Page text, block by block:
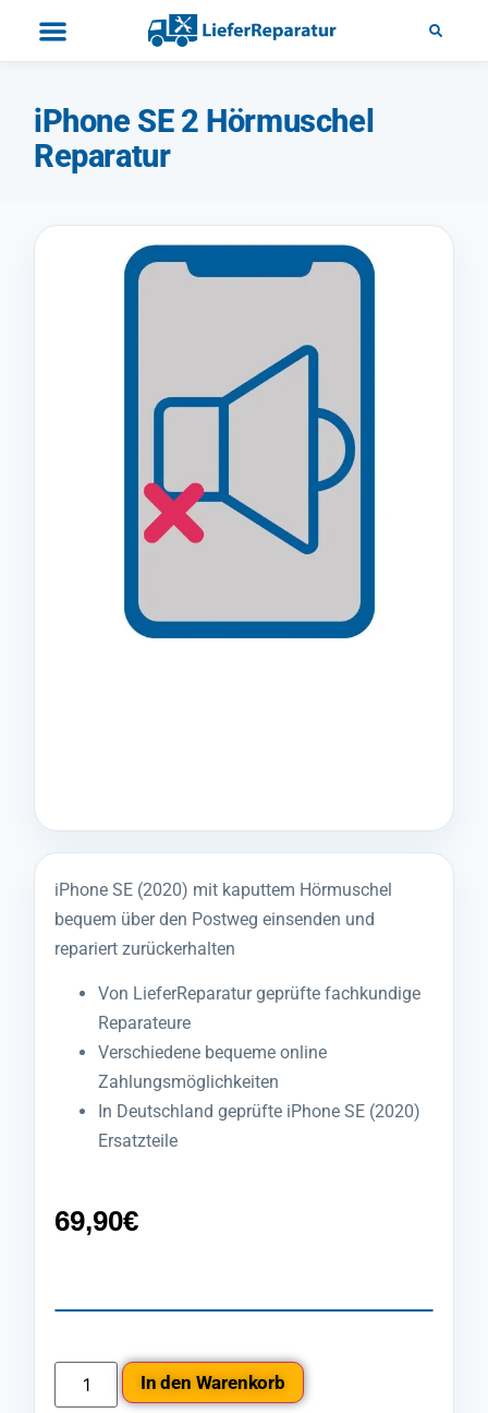
iPhone SE 2 Hörmuschel
Reparatur
iPhone SE (2020) mit kaputtem Hörmuschel
bequem über den Postweg einsenden und
repariert zurückerhalten
Von LieferReparatur geprüfte fachkundige
Reparateure
Verschiedene bequeme online
Zahlungsmöglichkeiten
In Deutschland geprüfte iPhone SE (2020)
Ersatzteile
69,90€
In den Warenkorb